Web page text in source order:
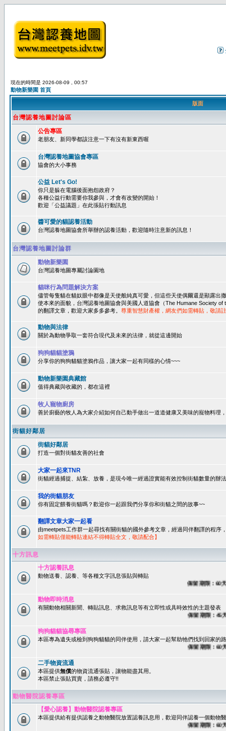
現在的時間是 2026-08-09 , 00:57
動物新樂園 首頁
版面
台灣認養地圖討論區
公告專區
老朋友、新同學都該注意一下有沒有新東西喔
台灣認養地圖協會專區
協會的大小事務
公益 Let's Go!
你只是躲在電腦後面抱怨政府？
各種公益行動需要你我參與，才會有改變的開始！
歡迎「公益議題」在此張貼行動訊息
醬可愛的貓認養活動
台灣認養地圖協會所舉辦的認養活動，歡迎隨時注意新的訊息！
台灣認養地圖討論群
動物新樂園
台灣認養地圖專屬討論園地
貓咪行為問題解決方案
儘管每隻貓在貓奴眼中都像是天使般純真可愛，但這些天使偶爾還是顯露出
使本來的面貌，台灣認養地圖協會與美國人道協會（The Humane Society
的翻譯文章，歡迎大家多多參考。 尊重智慧財產權，網友們如需轉貼，敬請
動物與法律
關於為動物爭取一套符合現代及未來的法律，就從這邊開始
狗狗貓貓塗鴉
分享你的狗狗貓貓塗鴉作品，讓大家一起有同樣的心情~~~
動物新樂園典藏館
值得典藏與收藏的，都在這裡
牧人寵物廚房
善於廚藝的牧人為大家介紹如何自己動手做出一道道健康又美味的寵物料理
街貓好鄰居
街貓好鄰居
打造一個對街貓友善的社會
大家一起來TNR
街貓經過捕捉、結紮、放養，是現今唯一經過證實能有效控制街貓數量的辦
我的街貓朋友
你有固定餵養街貓嗎？歡迎你一起跟我們分享你和街貓之間的故事~~
翻譯文章大家一起看
由meetpets工作群一起尋找有關街貓的國外參考文章，經過同伴翻譯的程序
如需轉貼僅能轉貼連結不得轉貼全文，敬請配合】
十方訊息
十方認養訊息
動物送養、認養、等各種文字訊息張貼與轉貼
保留期限：60天後
動物即時消息
有關動物相關新聞、轉貼訊息、求救訊息等有立即性或具時效性的主題發表
保留期限：45天
狗狗貓貓協尋專區
本區專為遺失或檢到狗狗貓貓的同伴使用，請大家一起幫助牠們找到回家的
保留期限：60天
二手物資流通
本區提供無償的物資流通張貼，讓物能盡其用。
本區禁止張貼買賣，請務必遵守!!
動物醫院認養專區
【愛心認養】動物醫院認養專區
本區提供給有提供認養之動物醫院放置認養訊息用，歡迎同伴認養一個動物
保留期限：60天